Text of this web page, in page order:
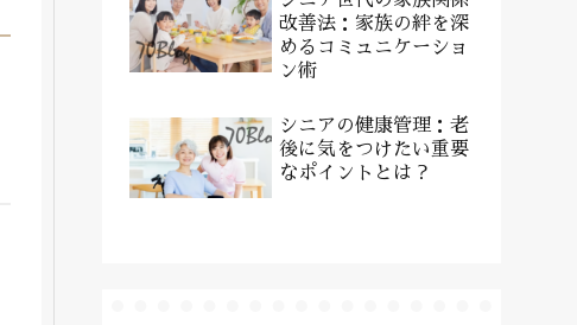
改善法：家族の絆を深
めるコミュニケーショ
ン術
シニアの健康管理：老
後に気をつけたい重要
なポイントとは？